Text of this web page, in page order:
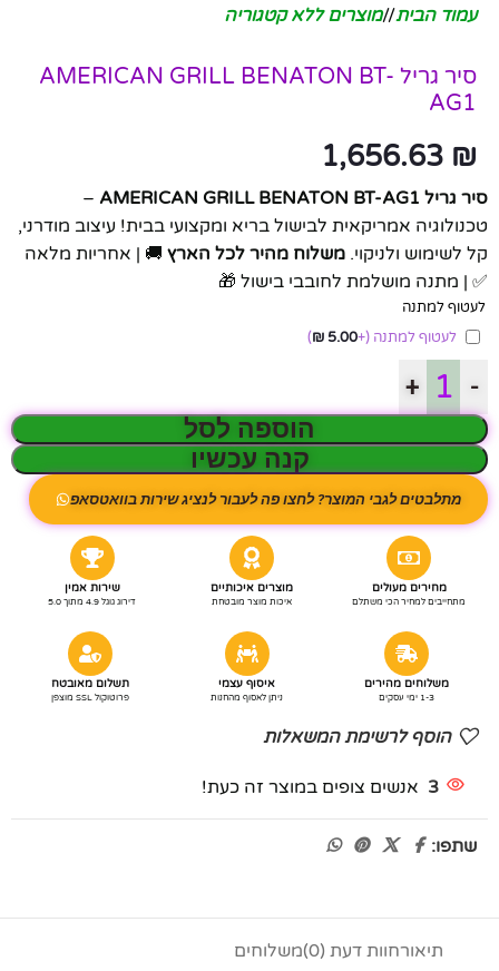
עמוד הבית/ מוצרים ללא קטגוריה
סיר גריל AMERICAN GRILL BENATON BT-
AG1
1,656.63 ₪
סיר גריל AMERICAN GRILL BENATON BT-AG1
–
טכנולוגיה אמריקאית לבישול בריא ומקצועי בבית! עיצוב מודרני,
קל לשימוש ולניקוי. משלוח מהיר לכל הארץ 🚚 | אחריות מלאה
✅ | מתנה מושלמת לחובבי בישול 🎁
לעטוף למתנה
לעטוף למתנה (+
5.00
₪
)
-
+
הוספה לסל
קנה עכשיו
מתלבטים לגבי המוצר? לחצו פה לעבור לנציג שירות בוואטסאפ
מחירים מעולים
מתחייבים למחיר הכי משתלם
מוצרים איכותיים
איכות מוצר מובטחת
שירות אמין
דירוג גוגל 4.9 מתוך 5.0
משלוחים מהירים
1-3 ימי עסקים
איסוף עצמי
ניתן לאסוף מהחנות
תשלום מאובטח
פרוטוקול SSL מוצפן
הוסף לרשימת המשאלות
3 אנשים צופים במוצר זה כעת!
שתפו:
תיאורחוות דעת (0) משלוחים